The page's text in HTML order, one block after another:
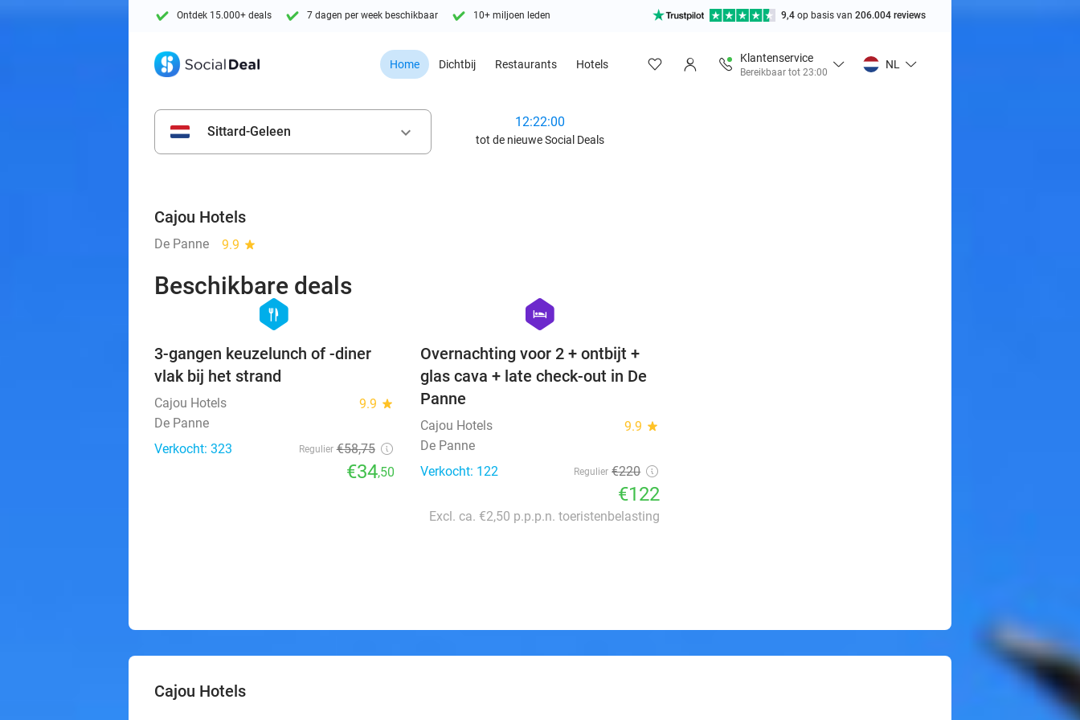
Ontdek 15.000+ deals 7 dagen per week beschikbaar 10+ miljoen leden 9,4 op basis van 206.004 reviews
Home Dichtbij Restaurants Hotels
Klantenservice
Bereikbaar tot 23:00
NL
Sittard-Geleen keyboard_arrow_down
12:21:58
tot de nieuwe Social Deals
Cajou Hotels
De Panne 9.9 star
Beschikbare deals
hexagon
food
3-gangen keuzelunch of -diner
vlak bij het strand
Cajou Hotels 9.9 star
De Panne
Verkocht: 323
Regulier €58,75
€34,50
hexagon
hotel
Overnachting voor 2 + ontbijt +
glas cava + late check-out in De
Panne
Cajou Hotels 9.9 star
De Panne
Verkocht: 122
Regulier €220
€122
Excl. ca. €2,50 p.p.p.n. toeristenbelasting
Cajou Hotels